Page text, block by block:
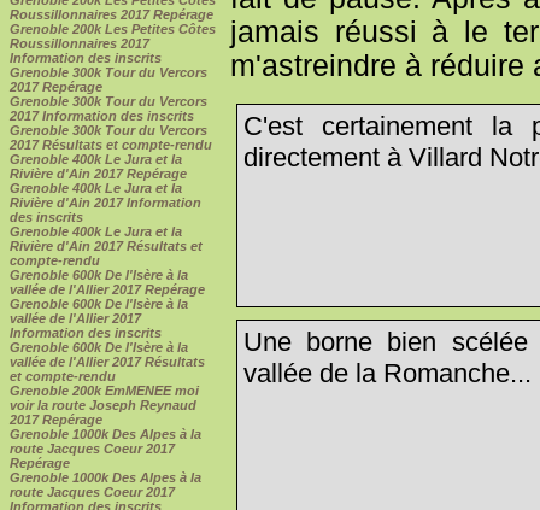
Roussillonnaires 2017 Repérage
Grenoble 200k Les Petites Côtes
Roussillonnaires 2017
Information des inscrits
Grenoble 300k Tour du Vercors
2017 Repérage
Grenoble 300k Tour du Vercors
2017 Information des inscrits
Grenoble 300k Tour du Vercors
2017 Résultats et compte-rendu
Grenoble 400k Le Jura et la
Rivière d'Ain 2017 Repérage
Grenoble 400k Le Jura et la
Rivière d'Ain 2017 Information
des inscrits
Grenoble 400k Le Jura et la
Rivière d'Ain 2017 Résultats et
compte-rendu
Grenoble 600k De l'Isère à la
vallée de l'Allier 2017 Repérage
Grenoble 600k De l'Isère à la
vallée de l'Allier 2017
Information des inscrits
Grenoble 600k De l'Isère à la
vallée de l'Allier 2017 Résultats
et compte-rendu
Grenoble 200k EmMENEE moi
voir la route Joseph Reynaud
2017 Repérage
Grenoble 1000k Des Alpes à la
route Jacques Coeur 2017
Repérage
Grenoble 1000k Des Alpes à la
route Jacques Coeur 2017
Information des inscrits
jamais réussi à le
m'astreindre à réduire
C'est certainement la
directement à Villard
Une borne bien
vallée de la Romanche...